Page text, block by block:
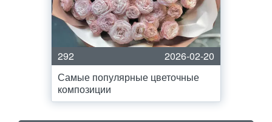
292
2026-02-20
Самые популярные цветочные
композиции